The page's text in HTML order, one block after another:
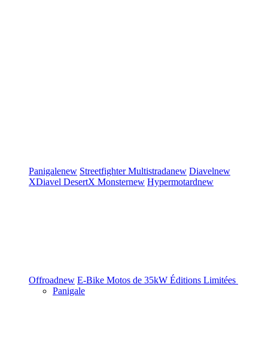
Panigalenew StreetfighterMultistradanew Diavelnew
XDiavel DesertX Monsternew Hypermotardnew
Offroadnew E-Bike Motos de 35kW Éditions Limitées
Panigale